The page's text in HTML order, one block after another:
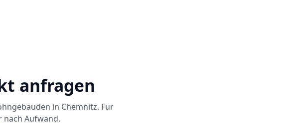
anfragen
in Chemnitz. Für
Aufwand.